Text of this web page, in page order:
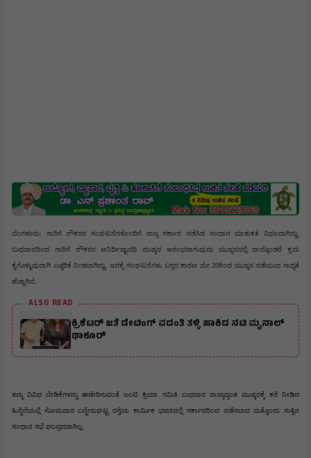
ಬೆಂಗಳೂರು: ಸಾರಿಗೆ ನೌಕರರ ಸಂಘಟನೆಗಳೊಂದಿಗೆ ರಾಜ್ಯ ಸರ್ಕಾರ ನಡೆಸಿದ ಸಂಧಾನ ಮಾತುಕತೆ ವಿಫಲವಾಗಿದ್ದು,
ಬುಧವಾರದಿಂದ ಸಾರಿಗೆ ನೌಕರರ ಅನಿರ್ದಿಷ್ಟಾವಧಿ ಮುಷ್ಕರ ಆರಂಭವಾಗುವುದು ಮುಷ್ಕರದಲ್ಲಿ ಪಾಲ್ಗೊಂಡರೆ ಕ್ರಮ
ಕೈಗೊಳ್ಳುವುದಾಗಿ ಎಚ್ಚರಿಕೆ ನೀಡಲಾಗಿದ್ದು, ಇದಕ್ಕೆ ಸಂಘಟನೆಗಳು ಬಗ್ಗದ ಕಾರಣ ಮೇ 20ರಿಂದ ಮುಷ್ಕರ ನಡೆಯುವ ಸಾಧ್ಯತೆ
ಹೆಚ್ಚಾಗಿದೆ.
ALSO READ
ಕ್ರಿಕೆಟರ್ ಜತೆ ಡೇಟಿಂಗ್ ವದಂತಿ ತಳ್ಳಿ ಹಾಕಿದ ನಟಿ ಮೃನಾಲ್
ಥಾಕೂರ್
ತಮ್ಮ ವಿವಿಧ ಬೇಡಿಕೆಗಳನ್ನು ಈಡೇರಿಸುವಂತೆ ಜಂಟಿ ಕ್ರಿಯಾ ಸಮಿತಿ ಬುಧವಾರ ರಾಜ್ಯಾದ್ಯಂತ ಮುಷ್ಕರಕ್ಕೆ ಕರೆ ನೀಡಿದ
ಹಿನ್ನೆಲೆಯಲ್ಲಿ ಸೋಮವಾರ ಬನ್ನೇರುಘಟ್ಟ ರಸ್ತೆಯ ಕಾರ್ಮಿಕ ಭವನದಲ್ಲಿ ಸರ್ಕಾರದಿಂದ ನಡೆಸಲಾದ ಮತ್ತೊಂದು ಸುತ್ತಿನ
ಸಂಧಾನ ಸಭೆ ಫಲಪ್ರದವಾಗಿಲ್ಲ.